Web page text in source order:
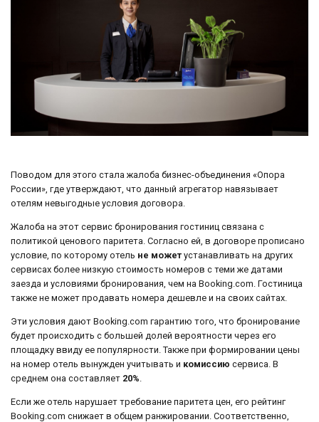
Поводом для этого стала жалоба бизнес-объединения «Опора
России», где утверждают, что данный агрегатор навязывает
отелям невыгодные условия договора.
Жалоба на этот сервис бронирования гостиниц связана с
политикой ценового паритета. Согласно ей, в договоре прописано
условие, по которому отель не может устанавливать на других
сервисах более низкую стоимость номеров с теми же датами
заезда и условиями бронирования, чем на Booking.com. Гостиница
также не может продавать номера дешевле и на своих сайтах.
Эти условия дают Booking.com гарантию того, что бронирование
будет происходить с большей долей вероятности через его
площадку ввиду ее популярности. Также при формировании цены
на номер отель вынужден учитывать и комиссию сервиса. В
среднем она составляет 20%
Если же отель нарушает требование паритета цен, его рейтинг
Booking.com снижает в общем ранжировании. Соответственно,